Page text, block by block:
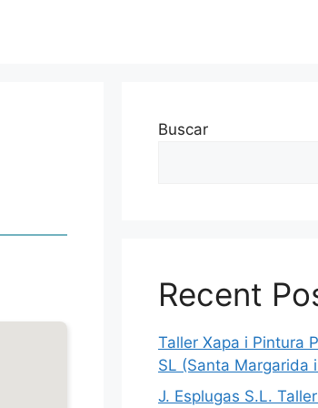
Buscar
Recent
Taller Xapa i Pintura
SL (Santa Margarida
J. Esplugas S.L.